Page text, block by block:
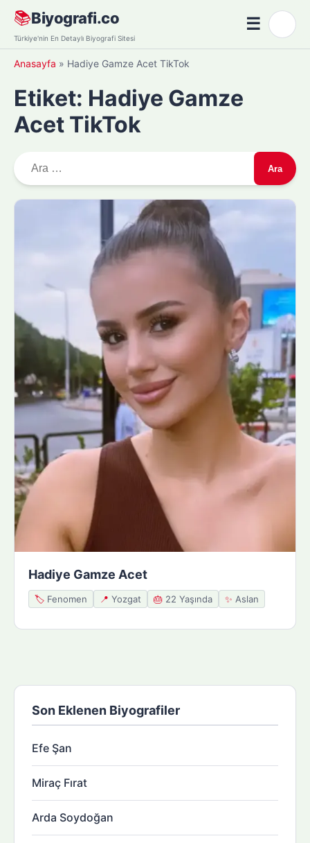
Skip
content
📚Biyografi.co
Türkiye'nin En Detaylı Biyografi Sitesi
☰Menü
Anasayfa » Hadiye Gamze Acet TikTok
Etiket: Hadiye Gamze
Acet TikTok
r
Hadiye Gamze Acet
🏷️ Fenomen 📍 Yozgat 🎂 22 Yaşında ✨ Aslan
Son Eklenen Biyografiler
Efe Şan
Miraç Fırat
Arda Soydoğan